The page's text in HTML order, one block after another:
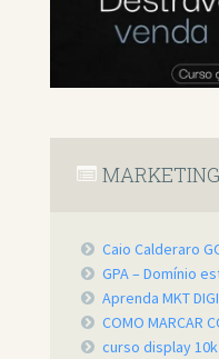
Caio Calderaro
GPA – Domínio
Aprenda MKT
COMO MARCAR
curso display 10k